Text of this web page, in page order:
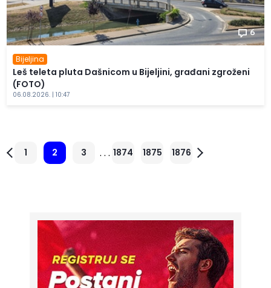
6
Bijeljina
Leš teleta pluta Dašnicom u Bijeljini, građani zgroženi
(FOTO)
06.08.2026. | 10:47
1 2 3 . . . 1874 1875 1876